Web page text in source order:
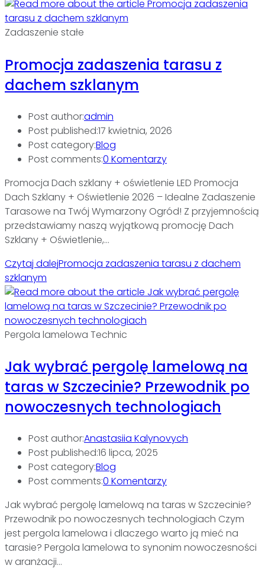
Zadaszenie stałe
Promocja zadaszenia tarasu z
dachem szklanym
Post author:admin
Post published:17 kwietnia, 2026
Post category:Blog
Post comments:0 Komentarzy
Promocja Dach szklany + oświetlenie LED Promocja
Dach Szklany + Oświetlenie 2026 – Idealne Zadaszenie
Tarasowe na Twój Wymarzony Ogród! Z przyjemnością
przedstawiamy naszą wyjątkową promocję Dach
Szklany + Oświetlenie,…
Czytaj dalejPromocja zadaszenia tarasu z dachem
szklanym
Pergola lamelowa Technic
Jak wybrać pergolę lamelową na
taras w Szczecinie? Przewodnik po
nowoczesnych technologiach
Post author:Anastasiia Kalynovych
Post published:16 lipca, 2025
Post category:Blog
Post comments:0 Komentarzy
Jak wybrać pergolę lamelową na taras w Szczecinie?
Przewodnik po nowoczesnych technologiach Czym
jest pergola lamelowa i dlaczego warto ją mieć na
tarasie? Pergola lamelowa to synonim nowoczesności
w aranżacji…